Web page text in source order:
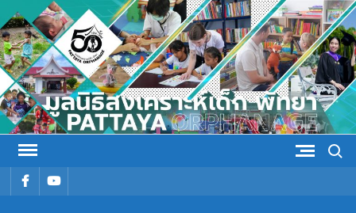
Skip
to
content
รายการรายการ